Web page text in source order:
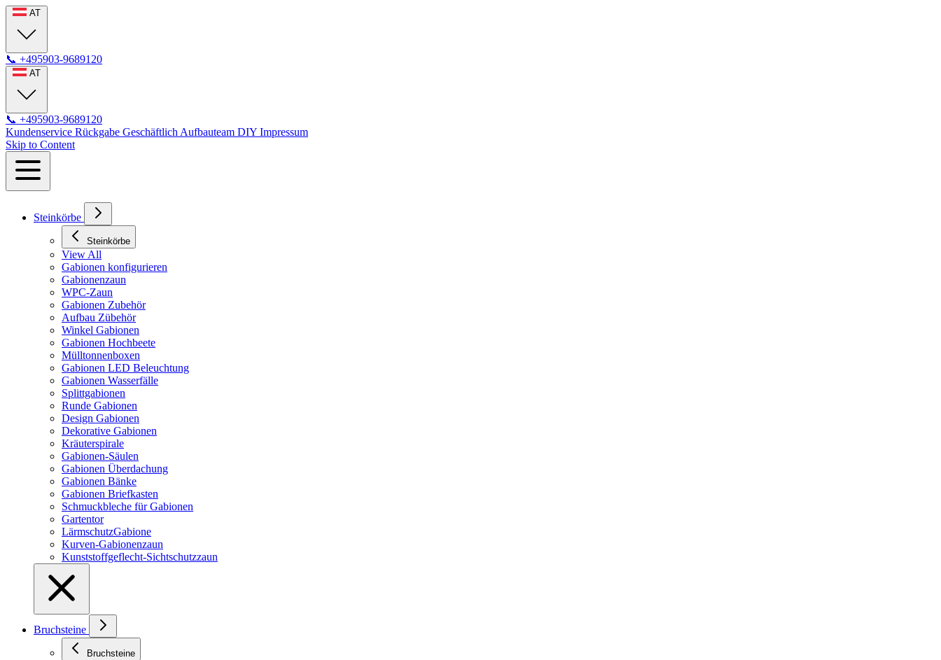
AT
📞 +495903-9689120
AT
📞 +495903-9689120
Kundenservice Rückgabe Geschäftlich Aufbauteam DIY Impressum
Skip to Content
Steinkörbe
Steinkörbe
View All
Gabionen konfigurieren
Gabionenzaun
WPC-Zaun
Gabionen Zubehör
Aufbau Zübehör
Winkel Gabionen
Gabionen Hochbeete
Mülltonnenboxen
Gabionen LED Beleuchtung
Gabionen Wasserfälle
Splittgabionen
Runde Gabionen
Design Gabionen
Dekorative Gabionen
Kräuterspirale
Gabionen-Säulen
Gabionen Überdachung
Gabionen Bänke
Gabionen Briefkasten
Schmuckbleche für Gabionen
Gartentor
LärmschutzGabione
Kurven-Gabionenzaun
Kunststoffgeflecht-Sichtschutzzaun
Bruchsteine
Bruchsteine